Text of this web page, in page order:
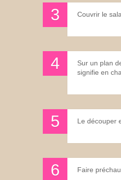
Couvrir le
Sur un plan
signifie en
Le découper
Faire